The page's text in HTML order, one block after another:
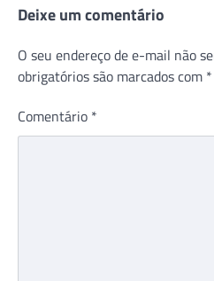
Deixe um comentário
O seu endereço de e-mail não
obrigatórios são marcados com *
Comentário *